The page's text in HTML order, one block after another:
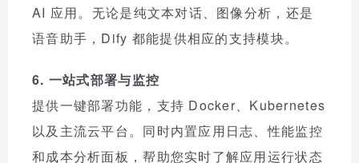
AI 应用。无论是纯文本对话、图像分析，还是
语音助手，Dify 都能提供相应的支持模块。
6. 一站式部署与监控
提供一键部署功能，支持 Docker、Kubernetes
以及主流云平台。同时内置应用日志、性能监控
和成本分析面板，帮助您实时了解应用运行状态